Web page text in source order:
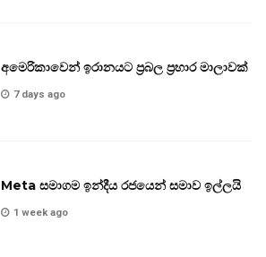
අමෙරිකාවෙන් ඉරානයට ප්‍රබල ප්‍රහාර මාලාවක්
7 days ago
Meta සමාගම ඉන්දීය රජයෙන් සමාව ඉල්ලයි
1 week ago